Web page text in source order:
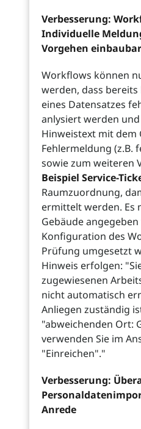
Verbesserung:
Individuelle
Vorgehen einbaubar
Workflows können
werden, dass
eines Datensatzes
anlysiert werden
Hinweistext mit dem
Fehlermeldung (z.B.
sowie zum weiteren
Beispiel Service-
Raumzuordnung,
ermittelt werden. Es
Gebäude
Konfiguration des
Prüfung umgesetzt
Hinweis erfolgen:
zugewiesenen
nicht automatisch
Anliegen zuständig
"abweichenden Ort:
verwenden Sie im
"Einreichen"."
Verbesserung:
Anrede